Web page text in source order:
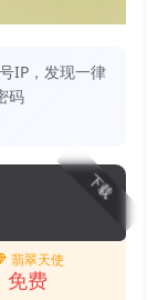
IP，发现一律
码
下载
翡翠天使
免费